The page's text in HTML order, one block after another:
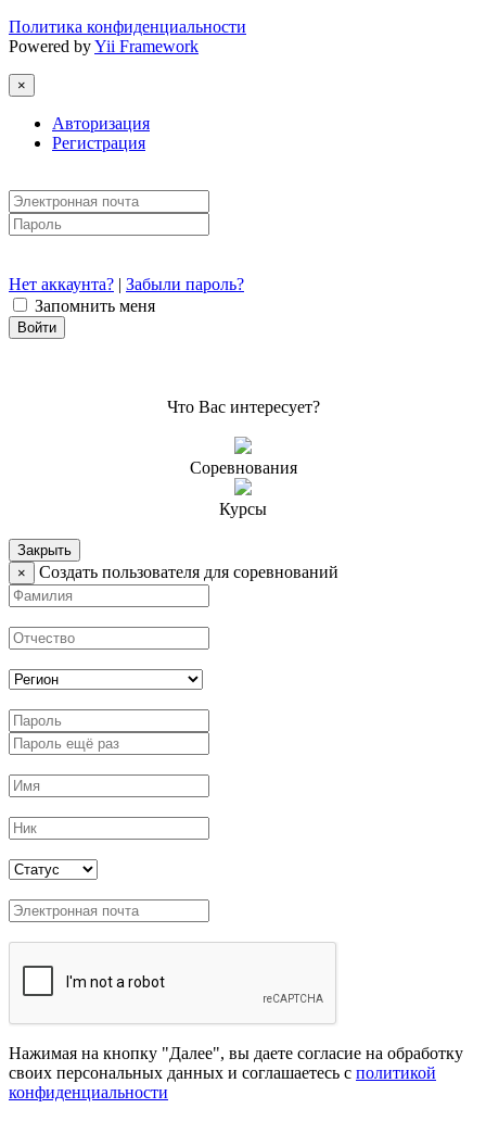
Политика конфиденциальности
Powered byYii Framework
×
Авторизация
Регистрация
Нет аккаунта? | Забыли пароль?
Запомнить меня
Что Вас интересует?
Соревнования
Курсы
Закрыть
×
Создать пользователя для соревнований
Нажимая на кнопку "Далее", вы даете согласие на обработку
своих персональных данных и соглашаетесь с политикой
конфиденциальности